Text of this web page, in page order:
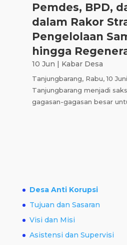
Pemdes, BPD,
dalam Rakor
Pengelolaan
hingga
10 Jun | Kabar Desa
Tanjungbarang, Rabu, 10
Tanjungbarang menjadi
gagasan-gagasan besar
Desa Anti Korupsi
Tujuan dan Sasaran
Visi dan Misi
Asistensi dan Supervisi